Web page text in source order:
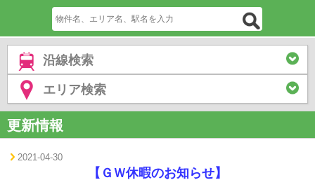
沿線検索
エリア検索
更新情報
2021-04-30
【ＧＷ休暇のお知らせ】